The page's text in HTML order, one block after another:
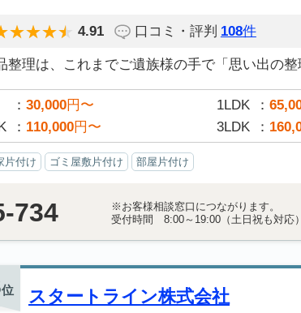
4.91 口コミ・評判 108件
整理は、これまでご遺族様の手で「思い出の
30,000円〜 1LDK
110,000円〜 3LDK
片付け ゴミ屋敷片付け 部屋片付け
734
※お客様相談窓口につながります。
受付時間 8:00～19:00（土日祝も対応）
位 スタートライン株式会社